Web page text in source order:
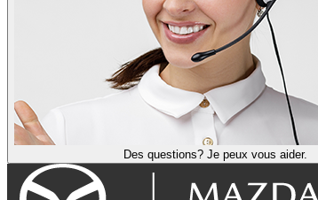
Des questions? Je peux vous aider.